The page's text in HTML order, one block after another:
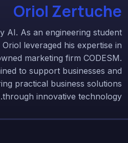
Oriol Zertuche
AI. As an engineering student
leveraged his expertise in
marketing firm CODESM.
to support businesses and
practical business solutions
through innovative technology.